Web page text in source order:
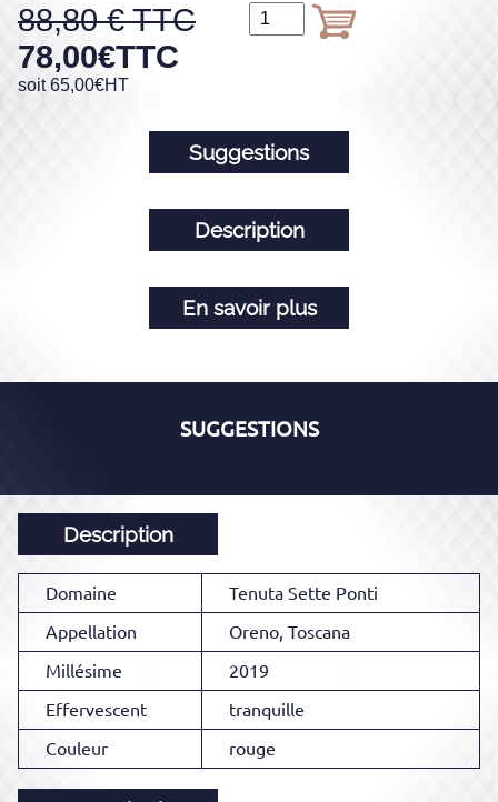
88,80
78,00€TTC
soit 65,00€HT
Suggestions
Description
En savoir plus
SUGGESTIONS
Description
Domaine
Tenuta Sette Ponti
Appellation
Oreno, Toscana
Millésime
2019
Effervescent
tranquille
Couleur
rouge